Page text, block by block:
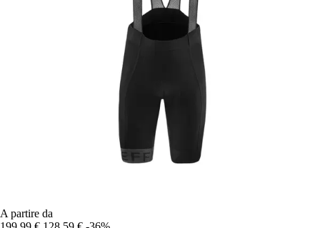
A partire da